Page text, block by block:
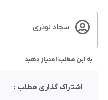
سجاد نوذری
به این مطلب امتیاز دهید
اشتراک گذاری مطلب :